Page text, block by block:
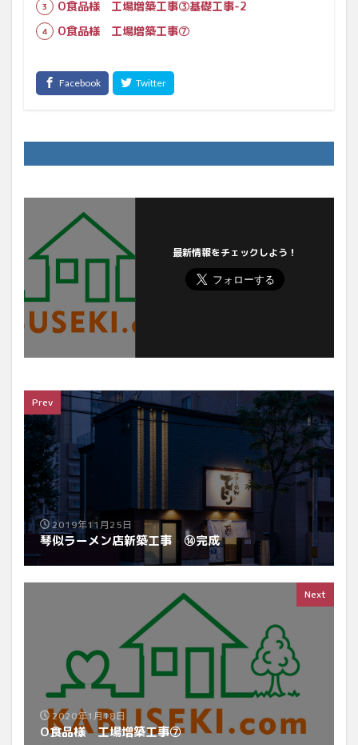
O食品様 工場増築工事③基礎工事-2
O食品様 工場増築工事⑦
最新情報をチェックしよう！
Prev
2019年11月25日
琴似ラーメン店新築工事 ⑭完成
Next
2020年1月18日
O食品様 工場増築工事⑦